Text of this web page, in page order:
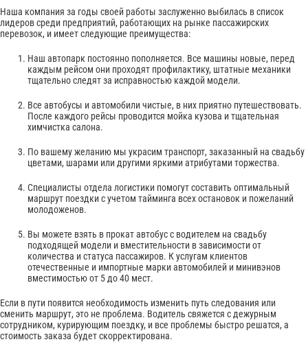
Наша компания за годы своей работы заслуженно выбилась в список
лидеров среди предприятий, работающих на рынке пассажирских
перевозок, и имеет следующие преимущества:
Наш автопарк постоянно пополняется. Все машины новые, перед
каждым рейсом они проходят профилактику, штатные механики
тщательно следят за исправностью каждой модели.
Все автобусы и автомобили чистые, в них приятно путешествовать.
После каждого рейсы проводится мойка кузова и тщательная
химчистка салона.
По вашему желанию мы украсим транспорт, заказанный на свадьбу
цветами, шарами или другими яркими атрибутами торжества.
Специалисты отдела логистики помогут составить оптимальный
маршрут поездки с учетом тайминга всех остановок и пожеланий
молодоженов.
Вы можете взять в прокат автобус с водителем на свадьбу
подходящей модели и вместительности в зависимости от
количества и статуса пассажиров. К услугам клиентов
отечественные и импортные марки автомобилей и минивэнов
вместимостью от 5 до 40 мест.
Если в пути появится необходимость изменить путь следования или
сменить маршрут, это не проблема. Водитель свяжется с дежурным
сотрудником, курирующим поездку, и все проблемы быстро решатся, а
стоимость заказа будет скорректирована.